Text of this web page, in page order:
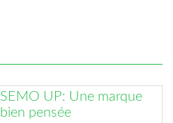
SEMO UP: Une marque
bien pensée